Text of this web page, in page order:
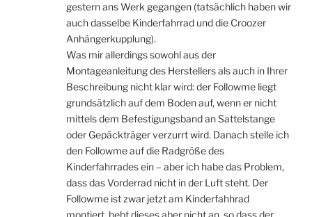
gestern ans Werk gegangen (tatsächlich haben wir
auch dasselbe Kinderfahrrad und die Croozer
Anhängerkupplung).
Was mir allerdings sowohl aus der
Montageanleitung des Herstellers als auch in Ihrer
Beschreibung nicht klar wird: der Followme liegt
grundsätzlich auf dem Boden auf, wenn er nicht
mittels dem Befestigungsband an Sattelstange
oder Gepäckträger verzurrt wird. Danach stelle ich
den Followme auf die Radgröße des
Kinderfahrrades ein – aber ich habe das Problem,
dass das Vorderrad nicht in der Luft steht. Der
Followme ist zwar jetzt am Kinderfahhrad